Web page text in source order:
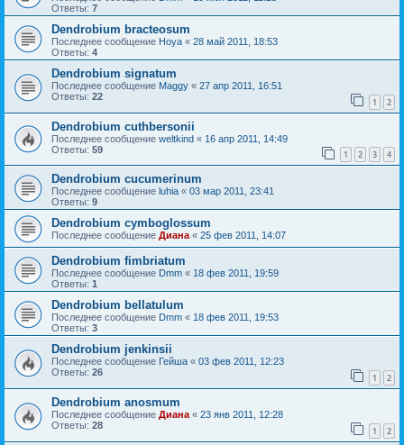
Ответы: 7
Dendrobium bracteosum
Последнее сообщение Hoya « 28 май 2011, 18:53
Ответы: 4
Dendrobium signatum
Последнее сообщение Maggy « 27 апр 2011, 16:51
Ответы: 22 1 2
Dendrobium cuthbersonii
Последнее сообщение weltkind « 16 апр 2011, 14:49
Ответы: 59 1 2 3 4
Dendrobium cucumerinum
Последнее сообщение luhia « 03 мар 2011, 23:41
Ответы: 9
Dendrobium cymboglossum
Последнее сообщение Диана « 25 фев 2011, 14:07
Dendrobium fimbriatum
Последнее сообщение Dmm « 18 фев 2011, 19:59
Ответы: 1
Dendrobium bellatulum
Последнее сообщение Dmm « 18 фев 2011, 19:53
Ответы: 3
Dendrobium jenkinsii
Последнее сообщение Гейша « 03 фев 2011, 12:23
Ответы: 26 1 2
Dendrobium anosmum
Последнее сообщение Диана « 23 янв 2011, 12:28
Ответы: 28 1 2